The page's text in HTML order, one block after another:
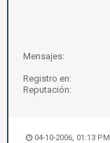
Mensajes:
Registro en:
Reputación:
04-10-2006, 01:13 PM